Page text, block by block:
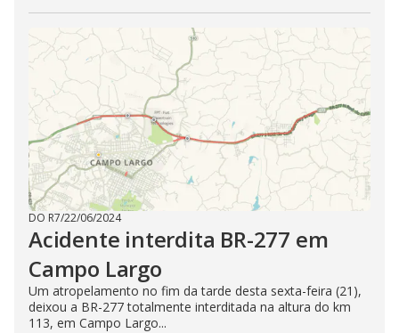
DO R7/22/06/2024
Acidente interdita BR-277 em
Campo Largo
Um atropelamento no fim da tarde desta sexta-feira (21),
deixou a BR-277 totalmente interditada na altura do km
113, em Campo Largo...